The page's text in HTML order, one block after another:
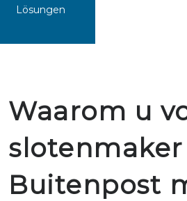
Lösungen
Waarom u
slotenmaker
Buitenpost